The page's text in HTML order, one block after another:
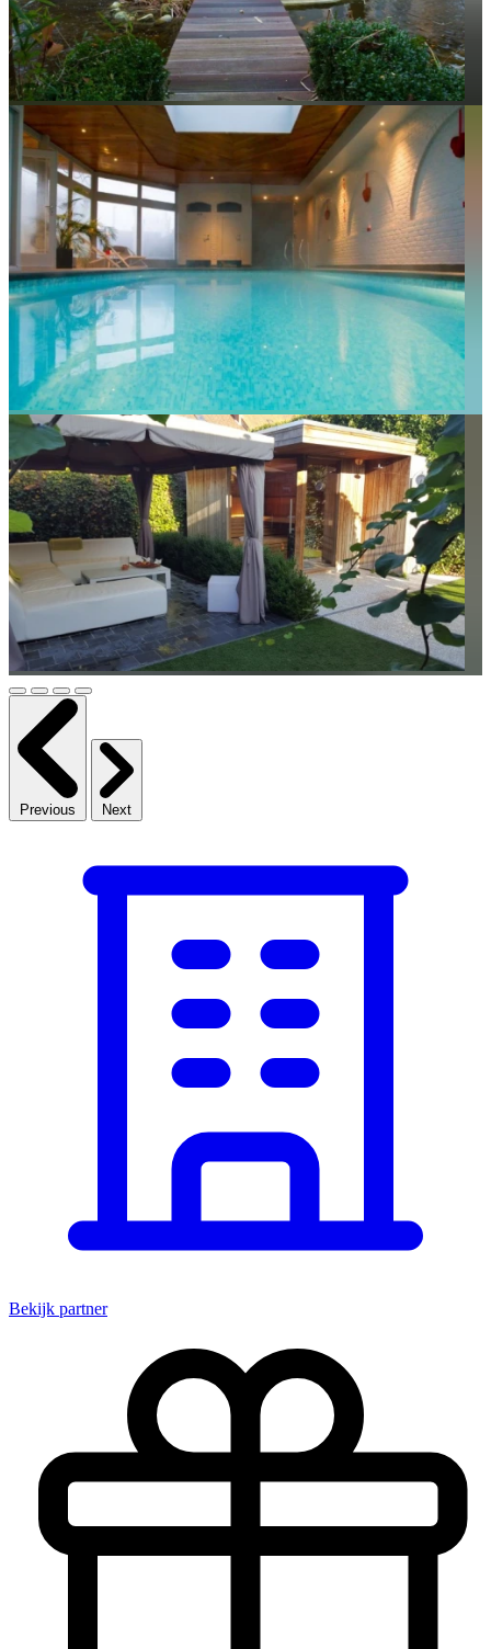
Previous Next
Bekijk partner